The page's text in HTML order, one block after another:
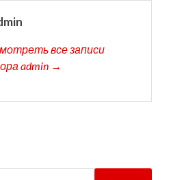
все записи
admin →